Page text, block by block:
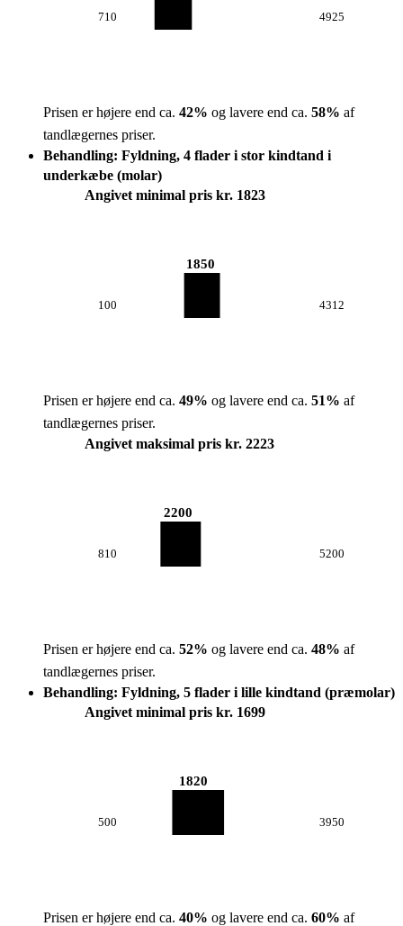
710 4925
Prisen er højere end ca. 42% og lavere end ca. 58% af
tandlægernes priser.
Behandling: Fyldning, 4 flader i stor kindtand i
underkæbe (molar)
Angivet minimal pris kr. 1823
100
1850
4312
Prisen er højere end ca. 49% og lavere end ca. 51% af
tandlægernes priser.
Angivet maksimal pris kr. 2223
810
2200
5200
Prisen er højere end ca. 52% og lavere end ca. 48% af
tandlægernes priser.
Behandling: Fyldning, 5 flader i lille kindtand (præmolar)
Angivet minimal pris kr. 1699
500
1820
3950
Prisen er højere end ca. 40% og lavere end ca. 60% af